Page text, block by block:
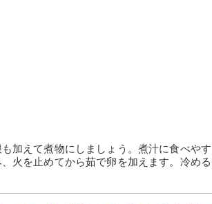
加えて煮物にしましょう。煮汁に食べやす
火を止めてから茹で卵を加えます。冷める